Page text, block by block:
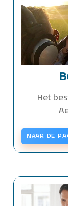
Het
NAAR DE